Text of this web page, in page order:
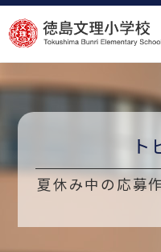
コ
ン
テ
へ
ト
夏休み中の応募